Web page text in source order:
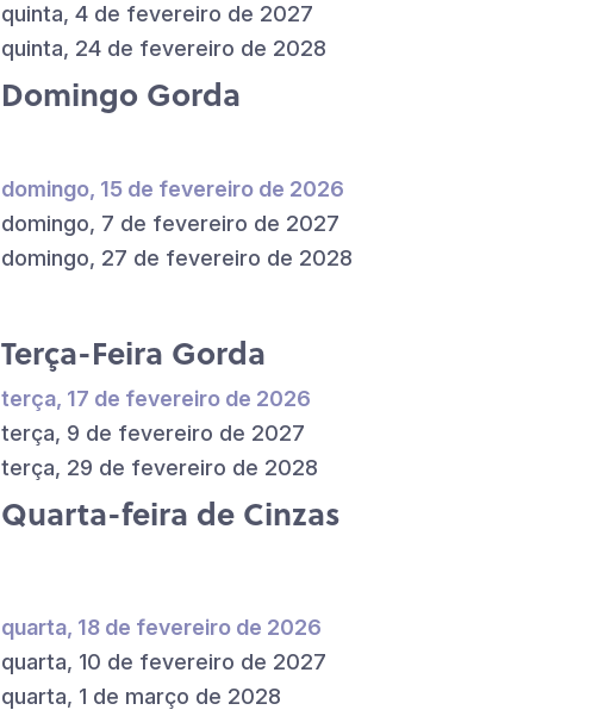
quinta, 4 de fevereiro de 2027
quinta, 24 de fevereiro de 2028
Domingo Gorda
domingo, 15 de fevereiro de 2026
domingo, 7 de fevereiro de 2027
domingo, 27 de fevereiro de 2028
Terça-Feira Gorda
terça, 17 de fevereiro de 2026
terça, 9 de fevereiro de 2027
terça, 29 de fevereiro de 2028
Quarta-feira de Cinzas
quarta, 18 de fevereiro de 2026
quarta, 10 de fevereiro de 2027
quarta, 1 de março de 2028